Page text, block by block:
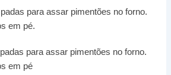
para assar pimentões no forno.
em pé.